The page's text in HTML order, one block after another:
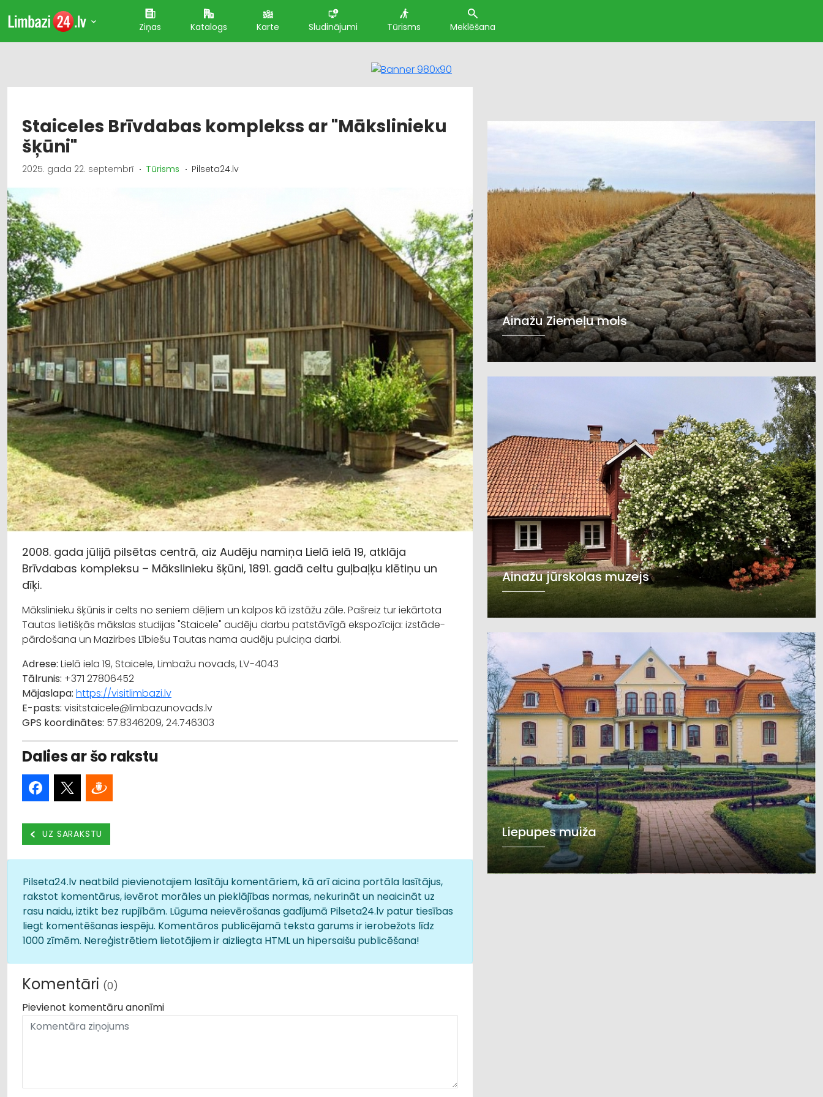
Ziņas Katalogs Karte Sludinājumi Tūrisms Meklēšana
Staiceles Brīvdabas komplekss ar "Mākslinieku
šķūni"
2025. gada 22. septembrī Tūrisms Pilseta24.lv
2008. gada jūlijā pilsētas centrā, aiz Audēju namiņa Lielā ielā 19, atklāja
Brīvdabas kompleksu – Mākslinieku šķūni, 1891. gadā celtu guļbaļķu klētiņu un
dīķi.
Mākslinieku šķūnis ir celts no seniem dēļiem un kalpos kā izstāžu zāle. Pašreiz tur iekārtota
Tautas lietišķās mākslas studijas "Staicele" audēju darbu patstāvīgā ekspozīcija: izstāde-
pārdošana un Mazirbes Lībiešu Tautas nama audēju pulciņa darbi.
Adrese: Lielā iela 19, Staicele, Limbažu novads, LV-4043
Tālrunis: +371 27806452
Mājaslapa: https://visitlimbazi.lv
E-pasts: visitstaicele@limbazunovads.lv
GPS koordinātes: 57.8346209, 24.746303
Dalies ar šo rakstu
UZ SARAKSTU
Pilseta24.lv neatbild pievienotajiem lasītāju komentāriem, kā arī aicina portāla lasītājus,
rakstot komentārus, ievērot morāles un pieklājības normas, nekurināt un neaicināt uz
rasu naidu, iztikt bez rupjībām. Lūguma neievērošanas gadījumā Pilseta24.lv patur tiesības
liegt komentēšanas iespēju. Komentāros publicējamā teksta garums ir ierobežots līdz
1000 zīmēm. Nereģistrētiem lietotājiem ir aizliegta HTML un hipersaišu publicēšana!
Komentāri (0)
Pievienot komentāru anonīmi
Ainažu Ziemeļu mols
Ainažu jūrskolas muzejs
Liepupes muiža